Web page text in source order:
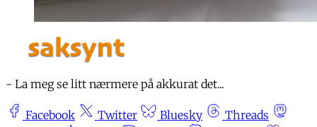
- La meg se litt nærmere på akkurat det...
Facebook Twitter Bluesky
Threads